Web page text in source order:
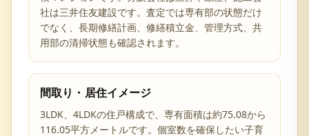
社は三井住友建設です。査定では専有部の状態だけ
でなく、長期修繕計画、修繕積立金、管理方式、共
用部の清掃状態も確認されます。
間取り・居住イメージ
3LDK、4LDKの住戸構成で、専有面積は約75.08から
116.05平方メートルです。個室数を確保したい子育